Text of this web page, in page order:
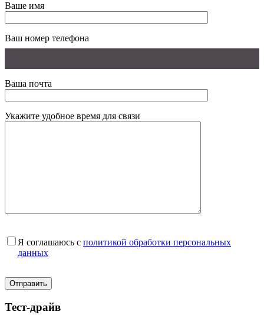
Ваше имя
Ваш номер телефона
Ваша почта
Укажите удобное время для связи
Я соглашаюсь с политикой обработки персональных
данных
Тест-драйв